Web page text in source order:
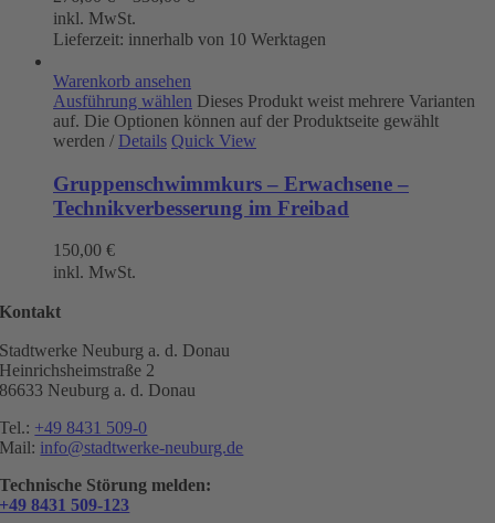
inkl. MwSt.
Lieferzeit: innerhalb von 10 Werktagen
Warenkorb ansehen
Ausführung wählen Dieses Produkt weist mehrere Varianten
auf. Die Optionen können auf der Produktseite gewählt
werden / Details Quick View
Gruppenschwimmkurs – Erwachsene –
Technikverbesserung im Freibad
150,00 €
inkl. MwSt.
Kontakt
Stadtwerke Neuburg a. d. Donau
Heinrichsheimstraße 2
86633 Neuburg a. d. Donau
Tel.: +49 8431 509-0
Mail: info@stadtwerke-neuburg.de
Technische Störung melden:
+49 8431 509-123